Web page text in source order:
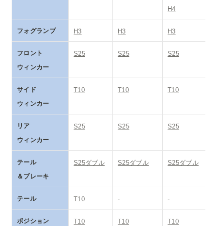
H4
フォグランプ H3 H3 H3
フロント
ウィンカー
S25 S25 S25
サイド
ウィンカー
T10 T10 T10
リア
ウィンカー
S25 S25 S25
テール
＆ブレーキ
S25ダブル S25ダブル S25ダブル
テール T10 - -
ポジション T10 T10 T10